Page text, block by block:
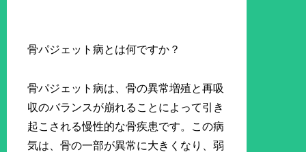
骨パジェット病とは何ですか？
骨パジェット病は、骨の異常増殖と再吸
収のバランスが崩れることによって引き
起こされる慢性的な骨疾患です。この病
気は、骨の一部が異常に大きくなり、弱